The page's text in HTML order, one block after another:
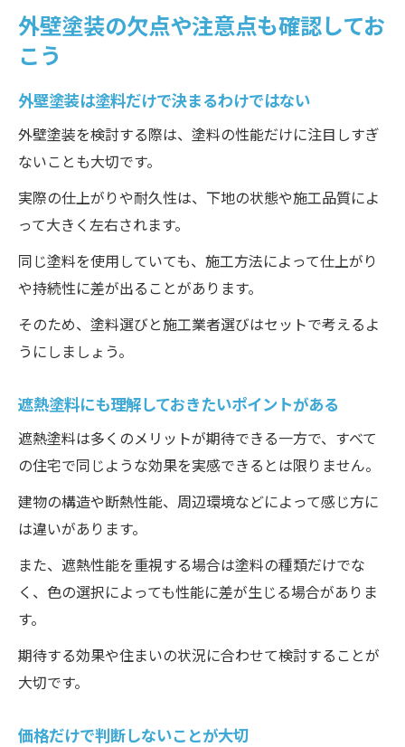
外壁塗装の欠点や注意点も確認してお
こう
外壁塗装は塗料だけで決まるわけではない
外壁塗装を検討する際は、塗料の性能だけに注目しすぎ
ないことも大切です。
実際の仕上がりや耐久性は、下地の状態や施工品質によ
って大きく左右されます。
同じ塗料を使用していても、施工方法によって仕上がり
や持続性に差が出ることがあります。
そのため、塗料選びと施工業者選びはセットで考えるよ
うにしましょう。
遮熱塗料にも理解しておきたいポイントがある
遮熱塗料は多くのメリットが期待できる一方で、すべて
の住宅で同じような効果を実感できるとは限りません。
建物の構造や断熱性能、周辺環境などによって感じ方に
は違いがあります。
また、遮熱性能を重視する場合は塗料の種類だけでな
く、色の選択によっても性能に差が生じる場合がありま
す。
期待する効果や住まいの状況に合わせて検討することが
大切です。
価格だけで判断しないことが大切